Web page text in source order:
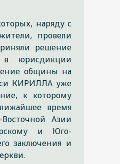
наряду с
провели
решение
в юрисдикции
общины на
КИРИЛЛА уже
к которому
время
Азии
и Юго-
заключения и